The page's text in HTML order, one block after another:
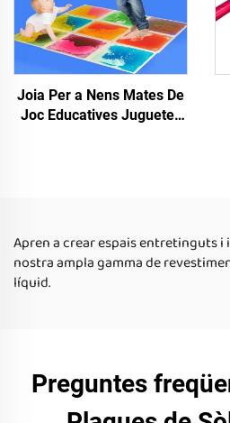
Joia Per a Nens Mates De
Joc Educatives Juguetes
Apren a crear espais entretinguts
nostra ampla gamma de
líquid.
Preguntes